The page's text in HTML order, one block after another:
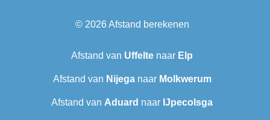
© 2026Afstand berekenen
Afstand van Uffelte naar Elp
Afstand van Nijeganaar Molkwerum
Afstand van Aduard naar IJpecolsga